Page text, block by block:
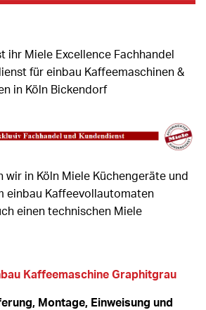
ihr Miele Excellence Fachhandel
für einbau Kaffeemaschinen &
in Köln Bickendorf
wir in Köln Miele Küchengeräte und
einbau Kaffeevollautomaten
einen technischen Miele
Kaffeemaschine Graphitgrau
Montage, Einweisung und